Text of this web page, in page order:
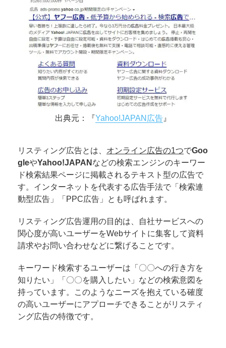
出典元：『Yahoo!JAPAN広告 』
リスティング広告とは、 オンライン広告の1つでGoo
gleやYahoo!JAPAN などの検索エンジンのキーワー
ド検索結果ページに掲載されるテキスト型の広告で
す。インターネットを代表する広告手法で「検索連
動型広告」「PPC広告」とも呼ばれます。
リスティング広告運用の目的は、自社サービスへの
関心度が高いユーザーをWebサイトに集客して資料
請求やお問い合わせなどに繋げることです。
キーワード検索するユーザーは「〇〇への行き方を
知りたい」「〇〇を購入したい」などの検索意図を
持っています。このようなニーズを抱えている確度
の高いユーザーにアプローチできることがリスティ
ング広告の特徴です。